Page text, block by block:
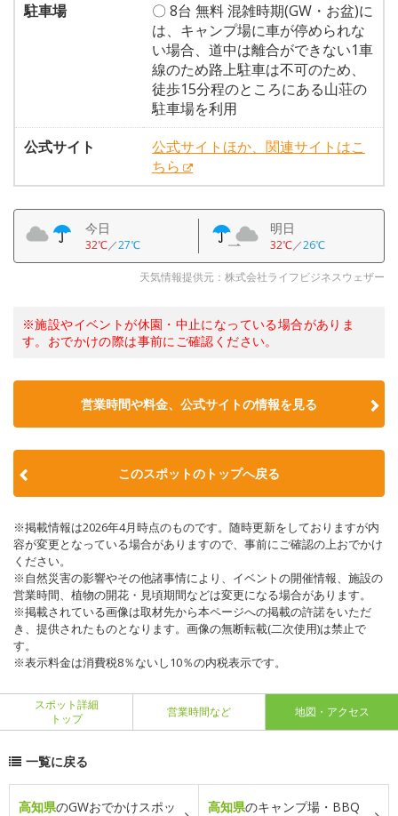
駐車場
〇 8台 無料 混雑時期(GW・お盆)に
は、キャンプ場に車が停められな
い場合、道中は離合ができない1車
線のため路上駐車は不可のため、
徒歩15分程のところにある山荘の
駐車場を利用
公式サイト
公式サイトほか、関連サイトはこ
ちら
今日
32℃／27℃
明日
32℃／26℃
天気情報提供元：株式会社ライフビジネスウェザー
※施設やイベントが休園・中止になっている場合がありま
す。おでかけの際は事前にご確認ください。
営業時間や料金、公式サイトの情報を見る
このスポットのトップへ戻る
※掲載情報は2026年4月時点のものです。随時更新をしておりますが内
容が変更となっている場合がありますので、事前にご確認の上おでかけ
ください。
※自然災害の影響やその他諸事情により、イベントの開催情報、施設の
営業時間、植物の開花・見頃期間などは変更になる場合があります。
※掲載されている画像は取材先から本ページへの掲載の許諾をいただ
き、提供されたものとなります。画像の無断転載(二次使用)は禁止で
す。
※表示料金は消費税8％ないし10％の内税表示です。
スポット詳細
トップ
営業時間など 地図・アクセス
一覧に戻る
高知県のGWおでかけスポッ
高知県のキャンプ場・BBQ